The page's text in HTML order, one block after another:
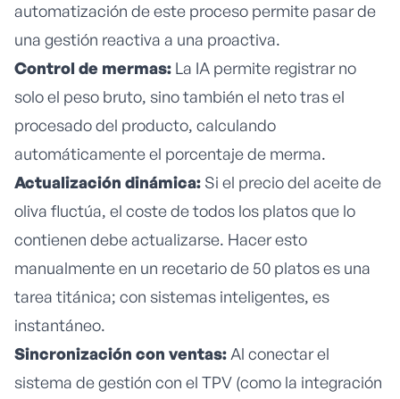
automatización de este proceso permite pasar de
una gestión reactiva a una proactiva.
Control de mermas: La IA permite registrar no
solo el peso bruto, sino también el neto tras el
procesado del producto, calculando
automáticamente el porcentaje de merma.
Actualización dinámica: Si el precio del aceite de
oliva fluctúa, el coste de todos los platos que lo
contienen debe actualizarse. Hacer esto
manualmente en un recetario de 50 platos es una
tarea titánica; con sistemas inteligentes, es
instantáneo.
Sincronización con ventas: Al conectar el
sistema de gestión con el TPV (como la integración